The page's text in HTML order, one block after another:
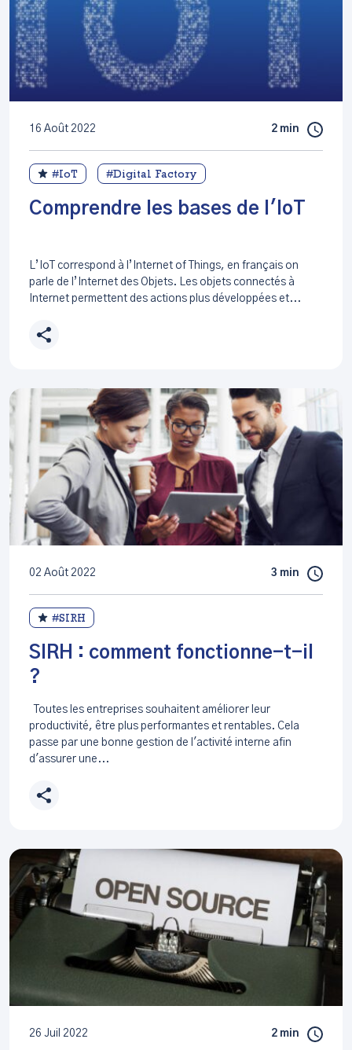
16 Août 2022 2 min
#IoT #Digital Factory
Comprendre les bases de l'IoT
L’IoT correspond à l’Internet of Things, en français on
parle de l’Internet des Objets. Les objets connectés à
Internet permettent des actions plus développées et...
02 Août 2022 3 min
#SIRH
SIRH : comment fonctionne-t-il
?
Toutes les entreprises souhaitent améliorer leur
productivité, être plus performantes et rentables. Cela
passe par une bonne gestion de l'activité interne afin
d'assurer une...
26 Juil 2022 2 min